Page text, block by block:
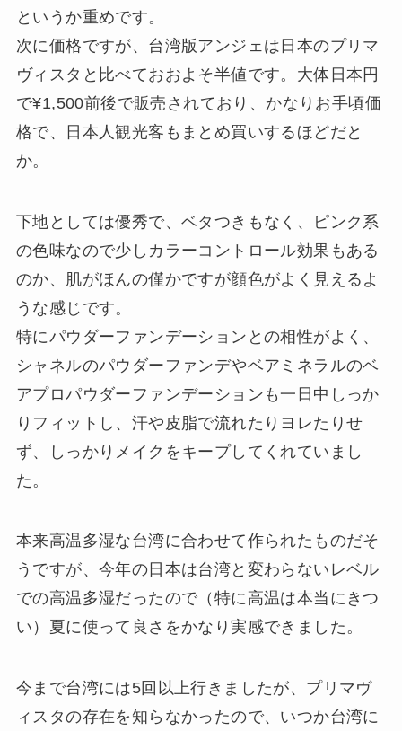
というか重めです。
次に価格ですが、台湾版アンジェは日本のプリマ
ヴィスタと比べておおよそ半値です。大体日本円
で¥1,500前後で販売されており、かなりお手頃価
格で、日本人観光客もまとめ買いするほどだと
か。
下地としては優秀で、ベタつきもなく、ピンク系
の色味なので少しカラーコントロール効果もある
のか、肌がほんの僅かですが顔色がよく見えるよ
うな感じです。
特にパウダーファンデーションとの相性がよく、
シャネルのパウダーファンデやベアミネラルのベ
アプロパウダーファンデーションも一日中しっか
りフィットし、汗や皮脂で流れたりヨレたりせ
ず、しっかりメイクをキープしてくれていまし
た。
本来高温多湿な台湾に合わせて作られたものだそ
うですが、今年の日本は台湾と変わらないレベル
での高温多湿だったので（特に高温は本当にきつ
い）夏に使って良さをかなり実感できました。
今まで台湾には5回以上行きましたが、プリマヴ
ィスタの存在を知らなかったので、いつか台湾に